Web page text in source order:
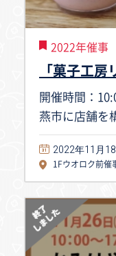
2022年催事
「菓子工房
開催時間：
燕市に店舗を
2022年11月
1Fウオロク前催